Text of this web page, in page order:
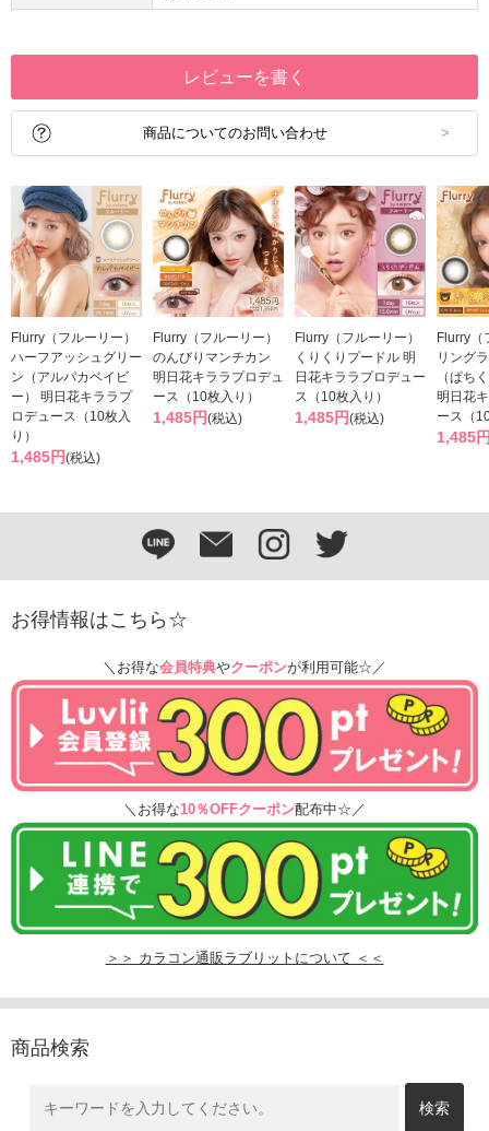
レビューを書く
商品についてのお問い合わせ
Flurry（フルーリー）
ハーフアッシュグリー
ン（アルパカベイビ
ー） 明日花キララプ
ロデュース（10枚入
り）
1,485円(税込)
Flurry（フルーリー）
のんびりマンチカン
明日花キララプロデュ
ース（10枚入り）
1,485円(税込)
Flurry（フルーリー）
くりくりプードル 明
日花キララプロデュー
ス（10枚入り）
1,485円(税込)
Flurry（
リング
（ぱち
明日花
ース（
1,485
お得情報はこちら☆
＼お得な会員特典やクーポンが利用可能☆／
＼お得な10％OFFクーポン配布中☆／
＞＞ カラコン通販ラブリットについて ＜＜
商品検索